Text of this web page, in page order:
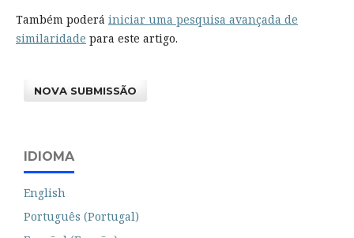
Também poderá iniciar uma pesquisa avançada de
similaridade para este artigo.
NOVA SUBMISSÃO
IDIOMA
English
Português (Portugal)